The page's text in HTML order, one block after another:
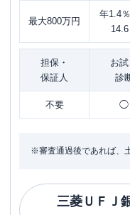
最大800万円
年1.4
14.6
担保・
保証人
お試
診
不要 ◯
※審査通過後であれば、
三菱ＵＦＪ